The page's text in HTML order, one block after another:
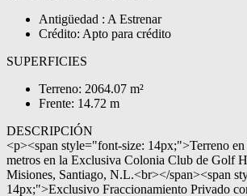
Antigüedad : A Estrenar
Crédito: Apto para crédito
SUPERFICIES
Terreno: 2064.07 m²
Frente: 14.72 m
DESCRIPCIÓN
<p><span style="font-size: 14px;">Terreno
metros en la Exclusiva Colonia Club de Golf
Misiones, Santiago, N.L.<br></span><span
14px;">Exclusivo Fraccionamiento Privado